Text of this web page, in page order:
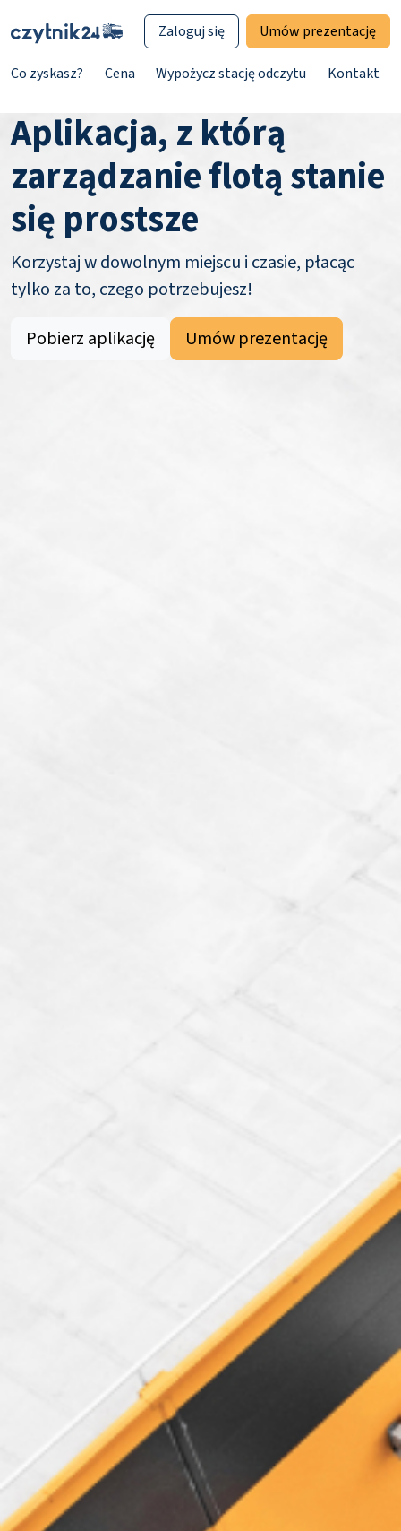
Co zyskasz? Cena Wypożycz stację odczytu Kontakt
Zaloguj się Umów prezentację
Aplikacja, z którą
zarządzanie flotą stanie
się prostsze
Korzystaj w dowolnym miejscu i czasie, płacąc
tylko za to, czego potrzebujesz!
Pobierz aplikację
Umów prezentację